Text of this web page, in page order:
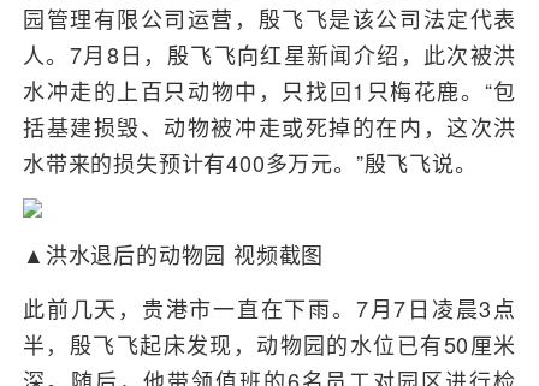
园管理有限公司运营，殷飞飞是该公司法定代表
人。7月8日，殷飞飞向红星新闻介绍，此次被洪
水冲走的上百只动物中，只找回1只梅花鹿。“包
括基建损毁、动物被冲走或死掉的在内，这次洪
水带来的损失预计有400多万元。”殷飞飞说。
▲洪水退后的动物园 视频截图
此前几天，贵港市一直在下雨。7月7日凌晨3点
半，殷飞飞起床发现，动物园的水位已有50厘米